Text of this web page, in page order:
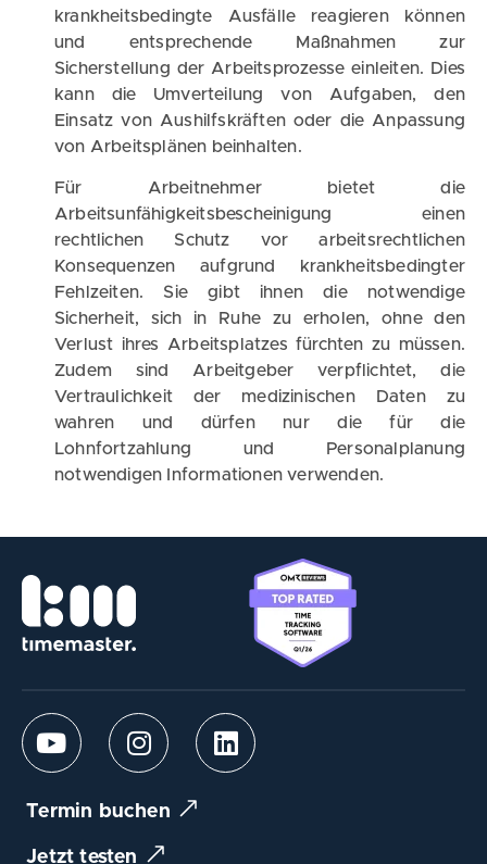
krankheitsbedingte Ausfälle reagieren können
und entsprechende Maßnahmen zur
Sicherstellung der Arbeitsprozesse einleiten. Dies
kann die Umverteilung von Aufgaben, den
Einsatz von Aushilfskräften oder die Anpassung
von Arbeitsplänen beinhalten.
Für Arbeitnehmer bietet die
Arbeitsunfähigkeitsbescheinigung einen
rechtlichen Schutz vor arbeitsrechtlichen
Konsequenzen aufgrund krankheitsbedingter
Fehlzeiten. Sie gibt ihnen die notwendige
Sicherheit, sich in Ruhe zu erholen, ohne den
Verlust ihres Arbeitsplatzes fürchten zu müssen.
Zudem sind Arbeitgeber verpflichtet, die
Vertraulichkeit der medizinischen Daten zu
wahren und dürfen nur die für die
Lohnfortzahlung und Personalplanung
notwendigen Informationen verwenden.
Termin buchen
Jetzt testen